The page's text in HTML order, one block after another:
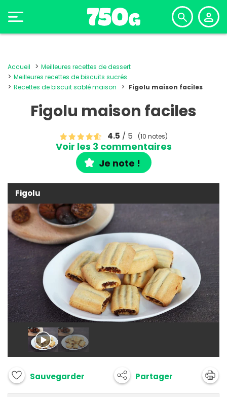
Accueil
Meilleures recettes de dessert
Meilleures recettes de biscuits sucrés
Recettes de biscuit sablé maison
Figolu maison faciles
Figolu maison faciles
4.5 / 5 (10 notes)
Voir les 3 commentaires
Je note !
Figolu
Sauvegarder Partager